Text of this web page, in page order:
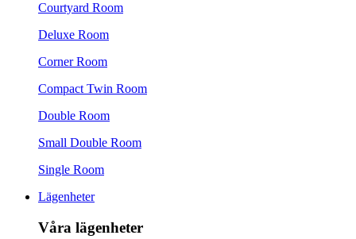
Courtyard Room
Deluxe Room
Corner Room
Compact Twin Room
Double Room
Small Double Room
Single Room
Lägenheter
Våra lägenheter